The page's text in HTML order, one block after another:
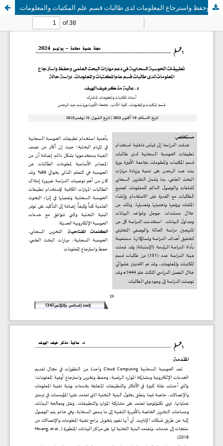
تطبيقات الحوسبة السحابية في دعم مهارات البحث العلمي وحفظ واسترجاع المعلومات لدى طالبات قسم علم المكتبات والمعلومات